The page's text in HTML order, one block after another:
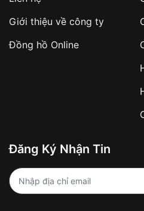
hàng
Số tiền còn lại thanh
✔️ Đảm bảo xử lý đơn
✔️ Hạn chế tình trạng
Từ khóa SEO:
Giới thiệu về công ty
Đồng hồ Online
Đăng Ký Nhận Tin